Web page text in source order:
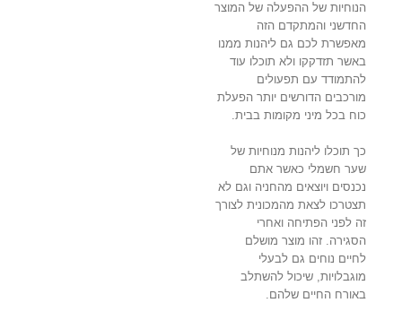
הנוחיות של ההפעלה של המוצר
החדשני והמתקדם הזה
מאפשרת לכם גם ליהנות ממנו
באשר תזדקקו ולא תוכלו עוד
להתמודד עם תפעולים
מורכבים הדורשים יותר הפעלת
כוח בכל מיני מקומות בבית.
כך תוכלו ליהנות מנוחיות של
שער חשמלי כאשר אתם
נכנסים ויוצאים מהחניה וגם לא
תצטרכו לצאת מהמכונית לצורך
זה לפני הפתיחה ואחרי
הסגירה. זהו מוצר מושלם
לחיים נוחים גם לבעלי
מוגבלויות, שיכול להשתלב
באורח החיים שלהם.